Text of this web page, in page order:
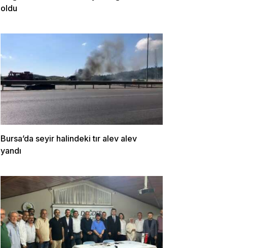
oldu
Bursa’da seyir halindeki tır alev alev
yandı